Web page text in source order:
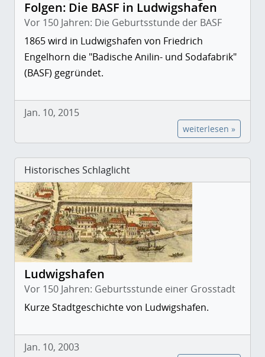
Folgen: Die BASF in Ludwigshafen
Vor 150 Jahren: Die Geburtsstunde der BASF
1865 wird in Ludwigshafen von Friedrich
Engelhorn die "Badische Anilin- und Sodafabrik"
(BASF) gegründet.
Jan. 10, 2015
weiterlesen »
Historisches Schlaglicht
Ludwigshafen
Vor 150 Jahren: Geburtsstunde einer Grosstadt
Kurze Stadtgeschichte von Ludwigshafen.
Jan. 10, 2003